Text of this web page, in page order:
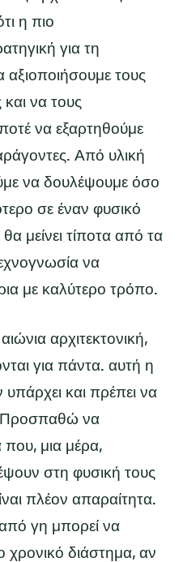
η πιο
για τη
αξιοποιήσουμε τους
να τους
να εξαρτηθούμε
Από υλική
να δουλέψουμε όσο
σε έναν φυσικό
μείνει τίποτα από τα
να
με καλύτερο τρόπο.
αρχιτεκτονική,
για πάντα. αυτή η
και πρέπει να
Προσπαθώ να
που, μια μέρα,
στη φυσική τους
πλέον απαραίτητα.
γη μπορεί να
χρονικό διάστημα, αν